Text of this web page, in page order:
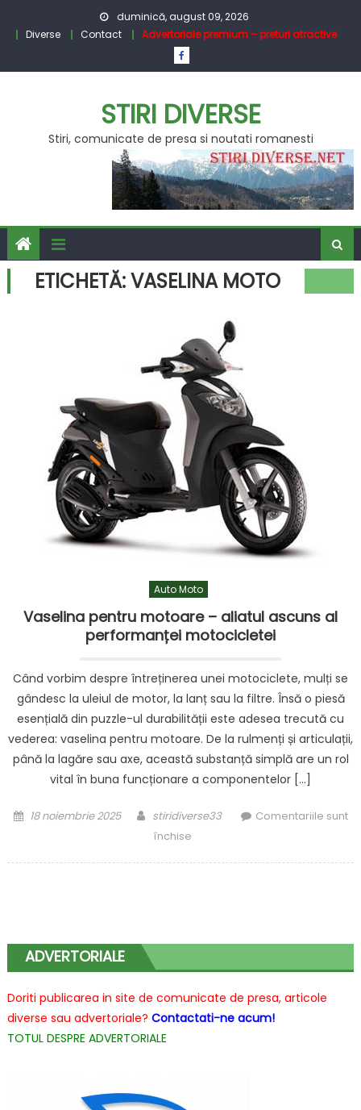
duminică, august 09, 2026
Diverse
Contact Advertoriale premium – preturi atractive
STIRI DIVERSE
Stiri, comunicate de presa si noutati romanesti
ETICHETĂ:VASELINA MOTO
Auto Moto
Vaselina pentru motoare – aliatul ascuns al
performanței motocicletei
Când vorbim despre întreținerea unei motociclete, mulți se
gândesc la uleiul de motor, la lanț sau la filtre. Însă o piesă
esențială din puzzle-ul durabilității este adesea trecută cu
vederea: vaselina pentru motoare. De la rulmenți și articulații,
până la lagăre sau axe, această substanță simplă are un rol
vital în buna funcționare a componentelor […]
Posted
18 noiembrie 2025 Author
stiridiverse33
Comentariile sunt
închisepentru
ascuns
motocicletei
ADVERTORIALE
Doriti publicarea in site de comunicate de presa, articole
diverse sau advertoriale? Contactati-ne acum!
TOTUL DESPRE ADVERTORIALE